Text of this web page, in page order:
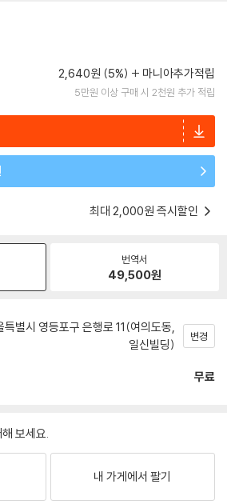
2,640원 (5%) 마니아추가적립
5만원 이상 구매 시 2천원 추가 적립
최대 2,000원 즉시할인
번역서
49,500원
특별시 영등포구 은행로 11(여의도동,
일신빌딩)
변경
무료
보세요.
내 가게에서 팔기